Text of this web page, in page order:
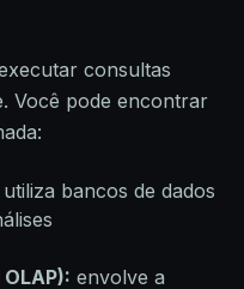
consultas
Você pode encontrar
utiliza bancos de dados
envolve a